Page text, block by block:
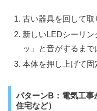
古い器具を回して取
新しいLEDシーリ
ッ」と音がするまで
本体を押し上げて固
パターンB：電気工事
住宅など）